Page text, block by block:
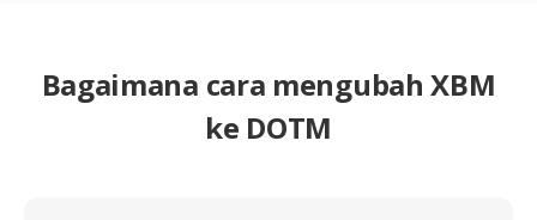
Bagaimana cara mengubah XBM
ke DOTM